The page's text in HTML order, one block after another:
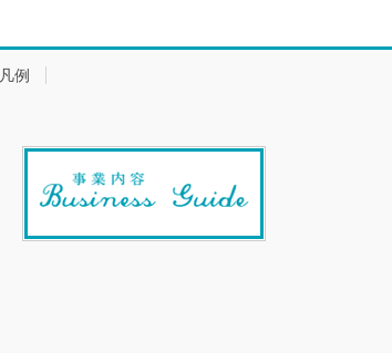
例